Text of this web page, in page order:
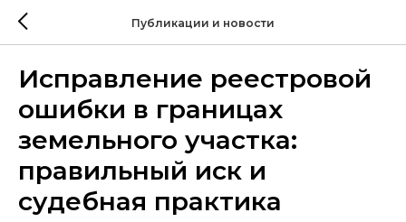
Публикации и новости
Исправление реестровой
ошибки в границах
земельного участка:
правильный иск и
судебная практика